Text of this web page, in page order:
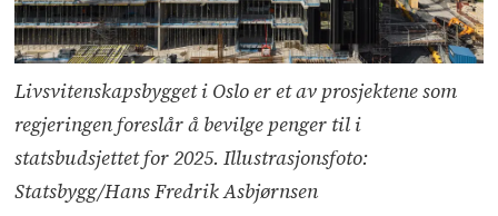
Livsvitenskapsbygget i Oslo er et av prosjektene som
regjeringen foreslår å bevilge penger til i
statsbudsjettet for 2025. Illustrasjonsfoto:
Statsbygg/Hans Fredrik Asbjørnsen